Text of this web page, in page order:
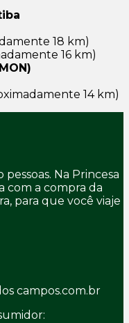
18 km)
16 km)
14 km)
Na Princesa
com a compra da
para que você viaje
campos.com.br